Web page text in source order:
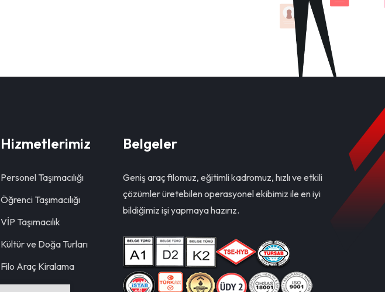
Hizmetlerimiz
Personel Taşımacılığı
Öğrenci Taşımacılığı
VİP Taşımacılık
Kültür ve Doğa Turları
Filo Araç Kiralama
Belgeler
Geniş araç filomuz, eğitimli kadromuz, hızlı ve etkili
çözümler üretebilen operasyonel ekibimiz ile en iyi
bildiğimiz işi yapmaya hazırız.